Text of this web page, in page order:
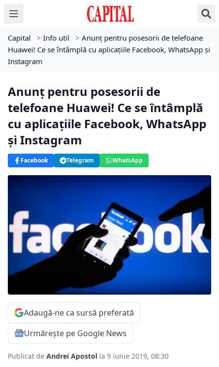
Capital > Info util > Anunț pentru posesorii de telefoane
Huawei! Ce se întâmplă cu aplicațiile Facebook, WhatsApp şi
Instagram
Anunț pentru posesorii de
telefoane Huawei! Ce se întâmplă
cu aplicațiile Facebook, WhatsApp
şi Instagram
Facebook Telegram WhatsApp
Adaugă-ne ca sursă preferată
Urmărește pe Google News
Publicat de Andrei Apostol la 9 iunie 2019, 08:30